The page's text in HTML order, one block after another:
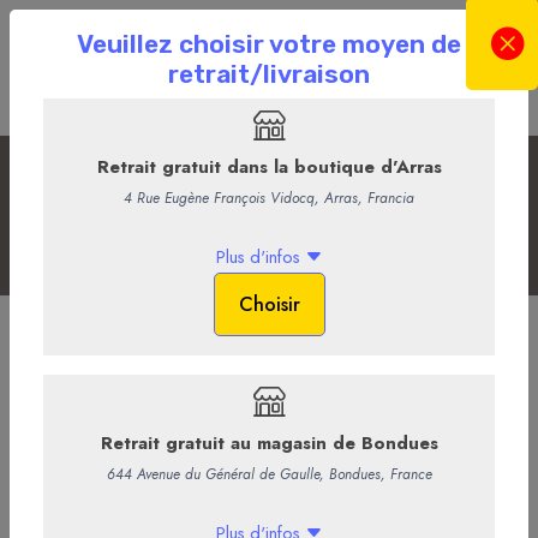
Apéritif ou dînatoire
Les Plateaux
Apéritif ou dînatoire